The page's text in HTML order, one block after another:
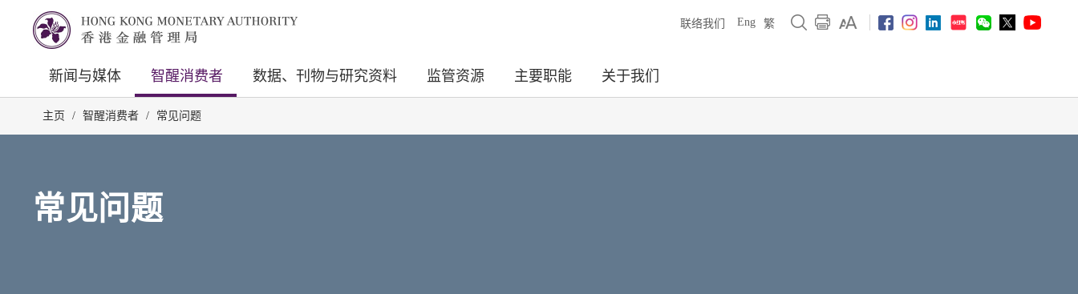
联络我们 Eng 繁
新闻与媒体 智醒消费者 数据、刊物与研究资料 监管资源 主要职能 关于我们
主页 / 智醒消费者 / 常见问题
常见问题